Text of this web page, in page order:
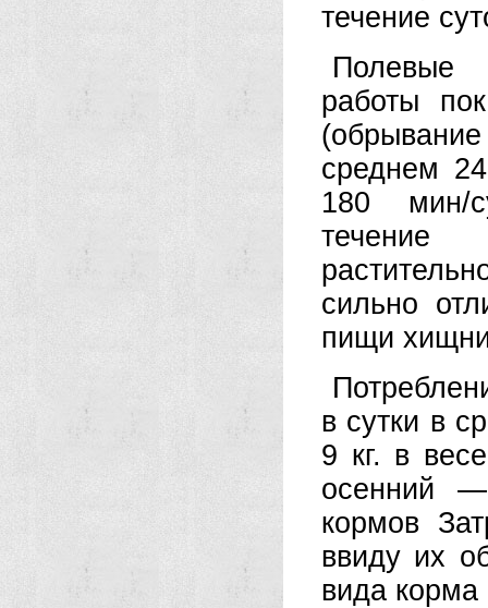
течение
Полевые
работы
среднем
180 мин/
течение
сильно
пищи
в сутки в
9 кг. в
осенний
кормов
ввиду их
вида корма